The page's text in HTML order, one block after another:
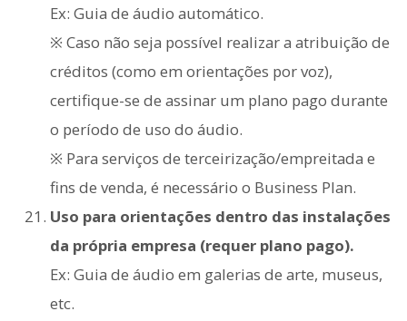
Ex: Guia de áudio automático.
※ Caso não seja possível realizar a atribuição de
créditos (como em orientações por voz),
certifique-se de assinar um plano pago durante
o período de uso do áudio.
※ Para serviços de terceirização/empreitada e
fins de venda, é necessário o Business Plan.
Uso para orientações dentro das instalações
da própria empresa (requer plano pago).
Ex: Guia de áudio em galerias de arte, museus,
etc.